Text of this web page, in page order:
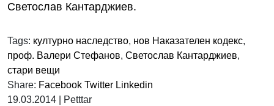
Светослав Кантарджиев.
Tags: културно наследство, нов Наказателен кодекс,
проф. Валери Стефанов, Светослав Кантарджиев,
стари вещи
Share: Facebook Twitter Linkedin
19.03.2014
Petttar